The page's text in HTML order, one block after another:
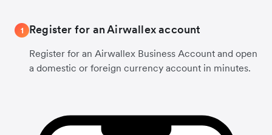
1 Register for an Airwallex account
Register for an Airwallex Business Account and open
a domestic or foreign currency account in minutes.